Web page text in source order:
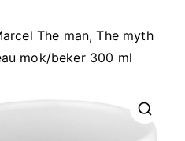
The man, The myth
mok/beker 300 ml